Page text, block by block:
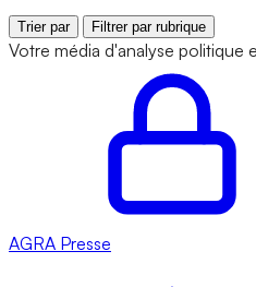
Trier par Filtrer par rubrique
Votre média d'analyse politique
AGRA Presse